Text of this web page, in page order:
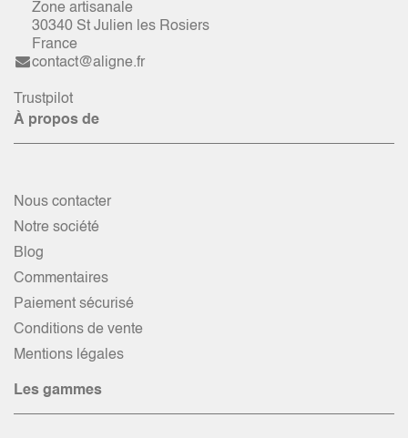
Zone artisanale
30340 St Julien les Rosiers
France
contact@aligne.fr
Trustpilot
À propos de
Nous contacter
Notre société
Blog
Commentaires
Paiement sécurisé
Conditions de vente
Mentions légales
Les gammes